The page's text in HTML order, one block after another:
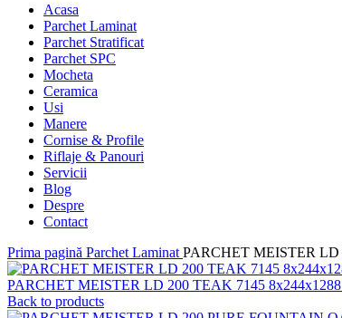
Acasa
Parchet Laminat
Parchet Stratificat
Parchet SPC
Mocheta
Ceramica
Usi
Manere
Cornise & Profile
Riflaje & Panouri
Servicii
Blog
Despre
Contact
Prima pagină Parchet Laminat PARCHET MEISTER LD
PARCHET MEISTER LD 200 TEAK 7145 8x244x1288
Back to products